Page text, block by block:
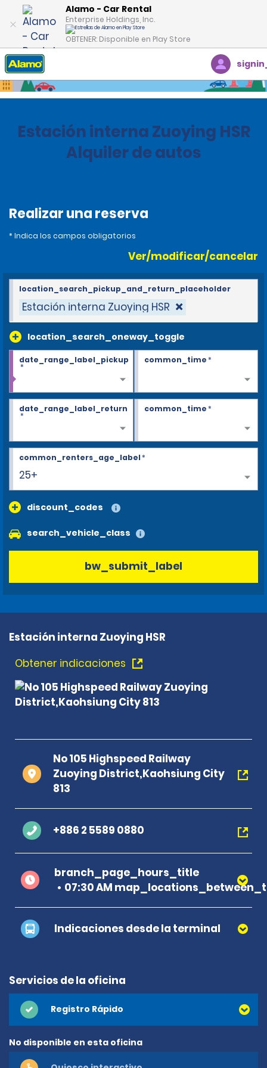
Alamo - Car Rental
Enterprise Holdings, Inc.
OBTENER: Disponible en Play Store
Inicio Oficinas
Estación interna Zuoying HSR
Alquiler de autos
Realizar una reserva
* Indica los campos obligatorios
Ver/modificar/cancelar
Estación interna Zuoying HSR
location_search_oneway_toggle
location_search_pickup_and_return_placeholder
date_range_label_pickup
*
common_time*
date_range_label_return
*
common_time*
25+
common_renters_age_label*
discount_codes
search_vehicle_class
bw_submit_label
Estación interna Zuoying HSR
Obtener indicaciones
No 105 Highspeed Railway
Zuoying District,Kaohsiung City
813
+886 2 5589 0880
branch_page_hours_title
07:30 AM
Indicaciones desde la terminal
Servicios de la oficina
Registro Rápido
No disponible en esta oficina